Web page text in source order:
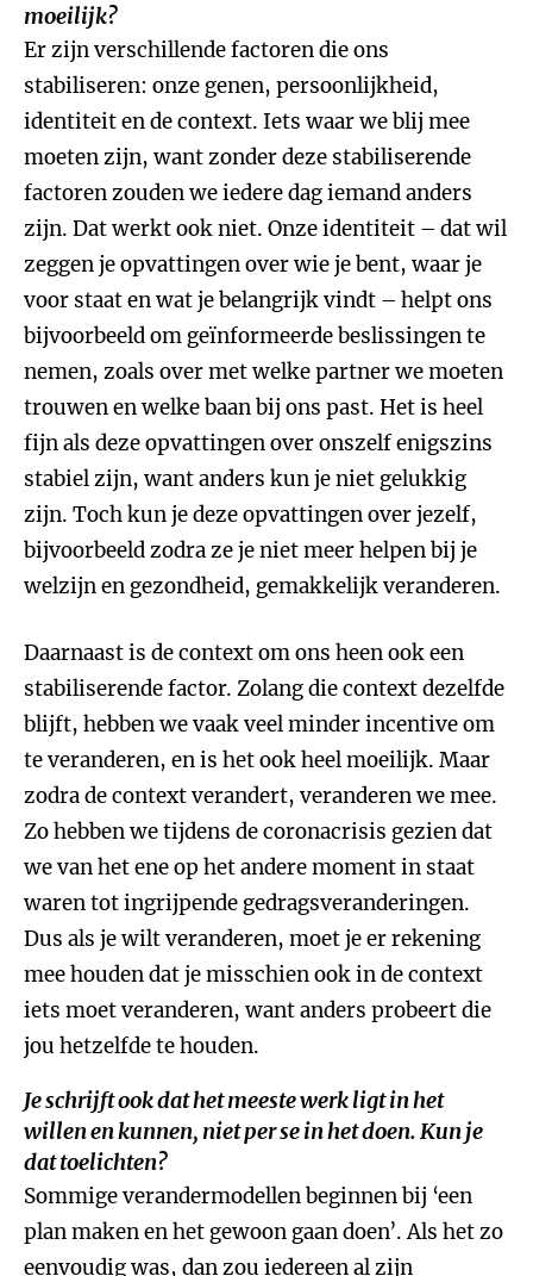
moeilijk?
Er zijn verschillende factoren die ons
stabiliseren: onze genen, persoonlijkheid,
identiteit en de context. Iets waar we blij mee
moeten zijn, want zonder deze stabiliserende
factoren zouden we iedere dag iemand anders
zijn. Dat werkt ook niet. Onze identiteit – dat wil
zeggen je opvattingen over wie je bent, waar je
voor staat en wat je belangrijk vindt – helpt ons
bijvoorbeeld om geïnformeerde beslissingen te
nemen, zoals over met welke partner we moeten
trouwen en welke baan bij ons past. Het is heel
fijn als deze opvattingen over onszelf enigszins
stabiel zijn, want anders kun je niet gelukkig
zijn. Toch kun je deze opvattingen over jezelf,
bijvoorbeeld zodra ze je niet meer helpen bij je
welzijn en gezondheid, gemakkelijk veranderen.
Daarnaast is de context om ons heen ook een
stabiliserende factor. Zolang die context dezelfde
blijft, hebben we vaak veel minder incentive om
te veranderen, en is het ook heel moeilijk. Maar
zodra de context verandert, veranderen we mee.
Zo hebben we tijdens de coronacrisis gezien dat
we van het ene op het andere moment in staat
waren tot ingrijpende gedragsveranderingen.
Dus als je wilt veranderen, moet je er rekening
mee houden dat je misschien ook in de context
iets moet veranderen, want anders probeert die
jou hetzelfde te houden.
Je schrijft ook dat het meeste werk ligt in het
willen en kunnen, niet per se in het doen. Kun je
dat toelichten?
Sommige verandermodellen beginnen bij ‘een
plan maken en het gewoon gaan doen’. Als het zo
eenvoudig was, dan zou iedereen al zijn